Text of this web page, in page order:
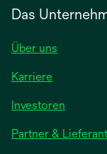
Das
Über uns
Karriere
Investoren
Partner &